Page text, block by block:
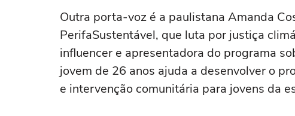
Outra porta-voz é a paulistana Amanda
PerifaSustentável, que luta por justiça
influencer e apresentadora do programa
jovem de 26 anos ajuda a desenvolver o
e intervenção comunitária para jovens da